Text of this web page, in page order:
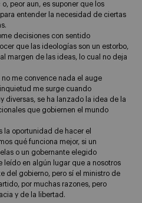
peor aun, es suponer que los
entender la necesidad de ciertas
decisiones con sentido
que las ideologías son un estorbo,
margen de las ideas, lo cual no deja
me convence nada el auge
me surge cuando
diversas, se ha lanzado la idea de la
que gobiernen el mundo
la oportunidad de hacer el
qué funciona mejor, si un
o un gobernante elegido
leído en algún lugar que a nosotros
del gobierno, pero sí el ministro de
por muchas razones, pero
y de la libertad.